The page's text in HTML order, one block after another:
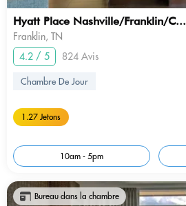
Hyatt Place Nashville/Franklin/C...
Franklin, TN
4.2 / 5
824 Avis
Chambre De Jour
1.27 Jetons
10am - 5pm
Bureau dans la chambre